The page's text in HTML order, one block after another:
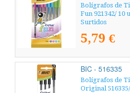
Bolígrafos de
Fun 921342/ 10
Surtidos
5,79 €
BIC - 516335
Bolígrafos de
Original